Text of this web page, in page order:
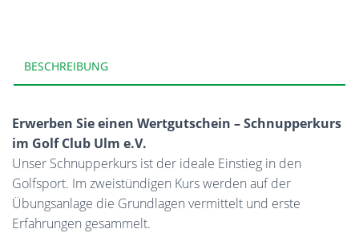
BESCHREIBUNG
Erwerben Sie einen Wertgutschein – Schnupperkurs
im Golf Club Ulm e.V.
Unser Schnupperkurs ist der ideale Einstieg in den
Golfsport. Im zweistündigen Kurs werden auf der
Übungsanlage die Grundlagen vermittelt und erste
Erfahrungen gesammelt.